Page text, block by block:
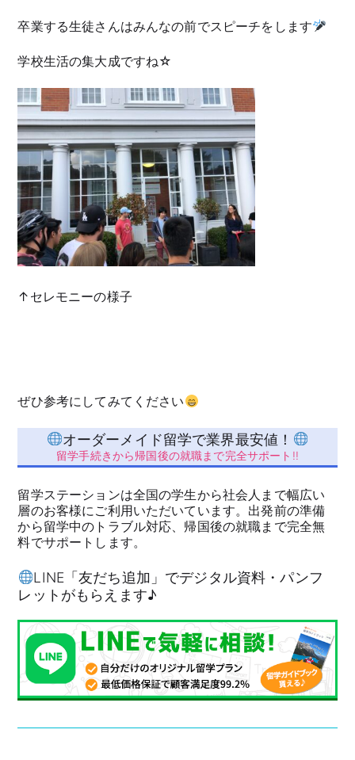
卒業する生徒さんはみんなの前でスピーチをします
学校生活の集大成ですね☆
↑セレモニーの様子
ぜひ参考にしてみてください
オーダーメイド留学で業界最安値！
留学手続きから帰国後の就職まで完全サポート!!
留学ステーションは全国の学生から社会人まで幅広い
層のお客様にご利用いただいています。出発前の準備
から留学中のトラブル対応、帰国後の就職まで完全無
料でサポートします。
LINE「友だち追加」でデジタル資料・パンフ
レットがもらえます♪